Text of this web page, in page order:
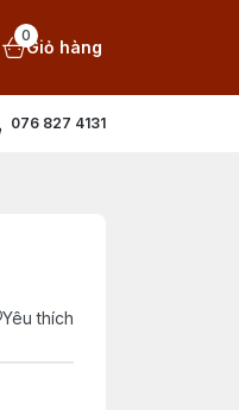
0
Giỏ hàng
076 827 4131
Yêu thích